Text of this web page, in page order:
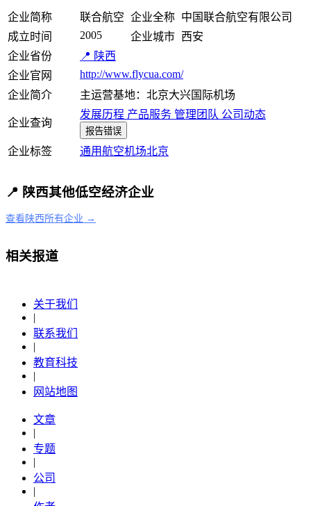
企业简称 联合航空 企业全称 中国联合航空有限公司
成立时间
2005 企业城市 西安
企业省份
📍 陕西
企业官网
http://www.flycua.com/
企业简介
主运营基地：北京大兴国际机场
企业查询
发展历程 产品服务 管理团队 公司动态
报告错误
企业标签 通用航空机场北京
📍 陕西其他低空经济企业
查看陕西所有企业 →
相关报道
关于我们
|
联系我们
|
教育科技
|
网站地图
文章
|
专题
|
公司
|